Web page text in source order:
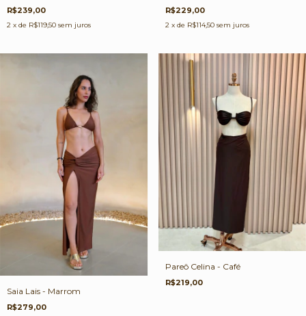
R$239,00
2 x de R$119,50 sem juros
R$229,00
2 x de R$114,50 sem juros
Saia Lais - Marrom
R$279,00
Pareô Celina - Café
R$219,00